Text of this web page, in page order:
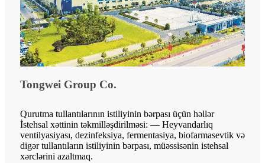
Tongwei Group Co.
Qurutma tullantılarının istiliyinin bərpası üçün həllər
İstehsal xəttinin təkmilləşdirilməsi: — Heyvandarlıq
ventilyasiyası, dezinfeksiya, fermentasiya, biofarmasevtik və
digər tullantıların istiliyinin bərpası, müəssisənin istehsal
xərclərini azaltmaq.